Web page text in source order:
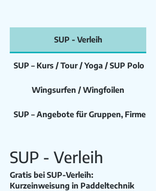
SUP - Verleih
SUP – Kurs / Tour / Yoga / SUP Polo /
Wingsurfen / Wingfoilen
SUP – Angebote für Gruppen, Firmen +
SUP - Verleih
Gratis bei SUP-Verleih:
Kurzeinweisung in Paddeltechnik